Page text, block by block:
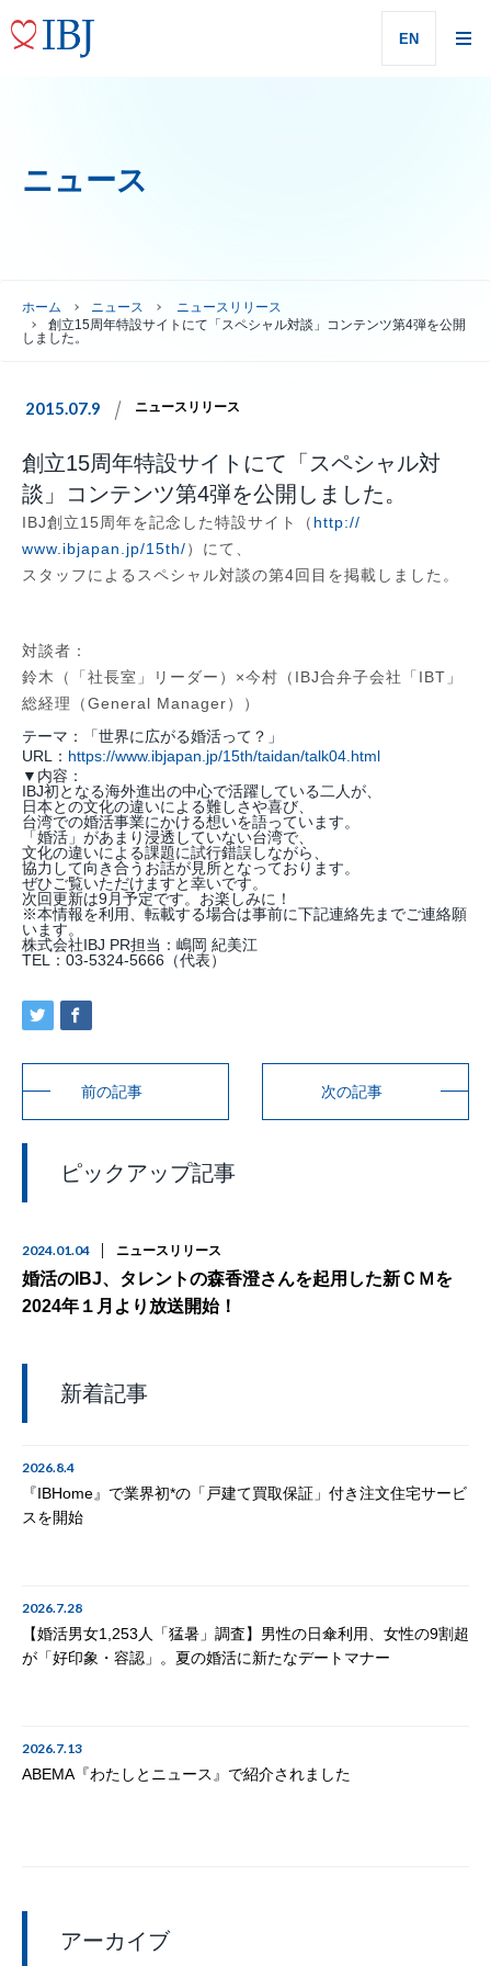
EN
ニュース
ホーム ニュース
ニュースリリース
創立15周年特設サイトにて「スペシャル対談」コンテンツ第4弾を公開
しました。
2015.07.9 ニュースリリース
創立15周年特設サイトにて「スペシャル対
談」コンテンツ第4弾を公開しました。
IBJ創立15周年を記念した特設サイト（ http://
www.ibjapan.jp/15th/）にて、
スタッフによるスペシャル対談の第4回目を掲載しました。
対談者：
鈴木（「社長室」リーダー）×今村（IBJ合弁子会社「IBT」
総経理（General Manager））
テーマ：「世界に広がる婚活って？」
URL： https://www.ibjapan.jp/15th/taidan/talk04.html
▼内容：
IBJ初となる海外進出の中心で活躍している二人が、
日本との文化の違いによる難しさや喜び、
台湾での婚活事業にかける想いを語っています。
「婚活」があまり浸透していない台湾で、
文化の違いによる課題に試行錯誤しながら、
協力して向き合うお話が見所となっております。
ぜひご覧いただけますと幸いです。
次回更新は9月予定です。お楽しみに！
※本情報を利用、転載する場合は事前に下記連絡先までご連絡願
います。
株式会社IBJ PR担当：嶋岡 紀美江
TEL：03-5324-5666（代表）
前の記事 次の記事
ピックアップ記事
2024.01.04 ニュースリリース
婚活のIBJ、タレントの森香澄さんを起用した新ＣＭを
2024年１月より放送開始！
新着記事
2026.8.4
『IBHome』で業界初*の「戸建て買取保証」付き注文住宅サービ
スを開始
2026.7.28
【婚活男女1,253人「猛暑」調査】男性の日傘利用、女性の9割超
が「好印象・容認」。夏の婚活に新たなデートマナー
2026.7.13
ABEMA『わたしとニュース』で紹介されました
アーカイブ